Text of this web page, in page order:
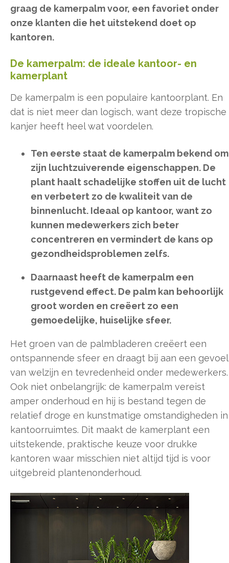
graag de kamerpalm voor, een favoriet onder
onze klanten die het uitstekend doet op
kantoren.
De kamerpalm: de ideale kantoor- en
kamerplant
De kamerpalm is een populaire kantoorplant. En
dat is niet meer dan logisch, want deze tropische
kanjer heeft heel wat voordelen.
Ten eerste staat de kamerpalm bekend om
zijn luchtzuiverende eigenschappen. De
plant haalt schadelijke stoffen uit de lucht
en verbetert zo de kwaliteit van de
binnenlucht. Ideaal op kantoor, want zo
kunnen medewerkers zich beter
concentreren en vermindert de kans op
gezondheidsproblemen zelfs.
Daarnaast heeft de kamerpalm een
rustgevend effect. De palm kan behoorlijk
groot worden en creëert zo een
gemoedelijke, huiselijke sfeer.
Het groen van de palmbladeren creëert een
ontspannende sfeer en draagt bij aan een gevoel
van welzijn en tevredenheid onder medewerkers.
Ook niet onbelangrijk: de kamerpalm vereist
amper onderhoud en hij is bestand tegen de
relatief droge en kunstmatige omstandigheden in
kantoorruimtes. Dit maakt de kamerplant een
uitstekende, praktische keuze voor drukke
kantoren waar misschien niet altijd tijd is voor
uitgebreid plantenonderhoud.